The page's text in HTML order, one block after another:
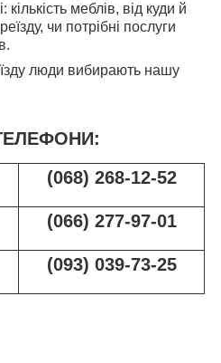
меблів, від куди й
чи потрібні послуги
люди вибирають нашу
(068) 268-12-52
(066) 277-97-01
(093) 039-73-25